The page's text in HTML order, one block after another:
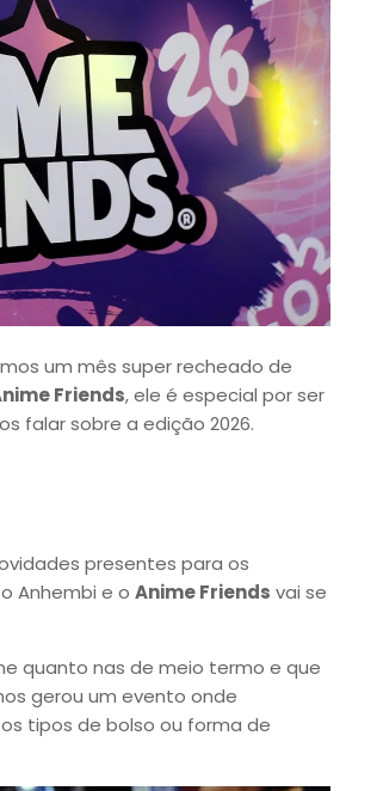
um mês super recheado de
Friends, ele é especial por ser
falar sobre a edição 2026.
presentes para os
Anhembi e o Anime Friends vai se
quanto nas de meio termo e que
gerou um evento onde
tipos de bolso ou forma de